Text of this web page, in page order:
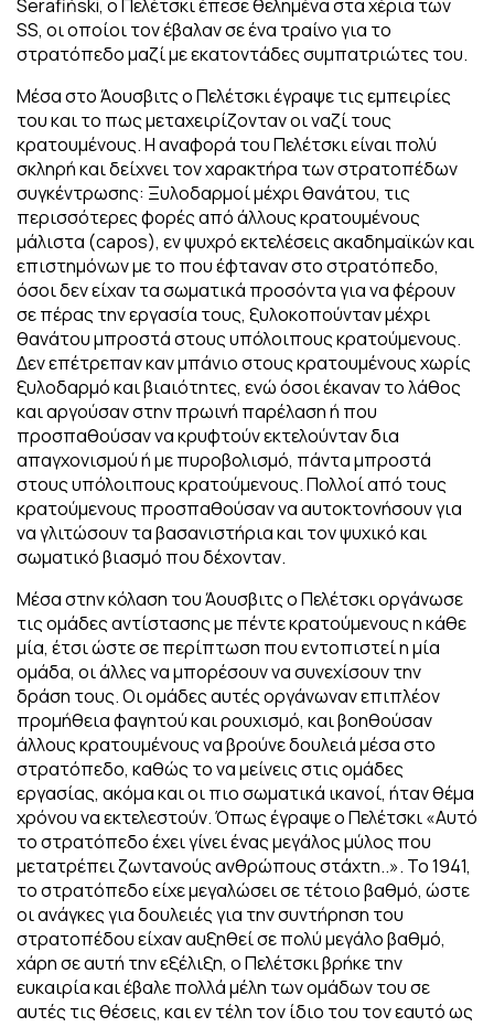
Serafiński, ο Πελέτσκι έπεσε θελημένα στα χέρια των
SS, οι οποίοι τον έβαλαν σε ένα τραίνο για το
στρατόπεδο μαζί με εκατοντάδες συμπατριώτες του.
Μέσα στο Άουσβιτς ο Πελέτσκι έγραψε τις εμπειρίες
του και το πως μεταχειρίζονταν οι ναζί τους
κρατουμένους. Η αναφορά του Πελέτσκι είναι πολύ
σκληρή και δείχνει τον χαρακτήρα των στρατοπέδων
συγκέντρωσης: Ξυλοδαρμοί μέχρι θανάτου, τις
περισσότερες φορές από άλλους κρατουμένους
μάλιστα (capos), εν ψυχρό εκτελέσεις ακαδημαϊκών και
επιστημόνων με το που έφταναν στο στρατόπεδο,
όσοι δεν είχαν τα σωματικά προσόντα για να φέρουν
σε πέρας την εργασία τους, ξυλοκοπούνταν μέχρι
θανάτου μπροστά στους υπόλοιπους κρατούμενους.
Δεν επέτρεπαν καν μπάνιο στους κρατουμένους χωρίς
ξυλοδαρμό και βιαιότητες, ενώ όσοι έκαναν το λάθος
και αργούσαν στην πρωινή παρέλαση ή που
προσπαθούσαν να κρυφτούν εκτελούνταν δια
απαγχονισμού ή με πυροβολισμό, πάντα μπροστά
στους υπόλοιπους κρατούμενους. Πολλοί από τους
κρατούμενους προσπαθούσαν να αυτοκτονήσουν για
να γλιτώσουν τα βασανιστήρια και τον ψυχικό και
σωματικό βιασμό που δέχονταν.
Μέσα στην κόλαση του Άουσβιτς ο Πελέτσκι οργάνωσε
τις ομάδες αντίστασης με πέντε κρατούμενους η κάθε
μία, έτσι ώστε σε περίπτωση που εντοπιστεί η μία
ομάδα, οι άλλες να μπορέσουν να συνεχίσουν την
δράση τους. Οι ομάδες αυτές οργάνωναν επιπλέον
προμήθεια φαγητού και ρουχισμό, και βοηθούσαν
άλλους κρατουμένους να βρούνε δουλειά μέσα στο
στρατόπεδο, καθώς το να μείνεις στις ομάδες
εργασίας, ακόμα και οι πιο σωματικά ικανοί, ήταν θέμα
χρόνου να εκτελεστούν. Όπως έγραψε ο Πελέτσκι «Αυτό
το στρατόπεδο έχει γίνει ένας μεγάλος μύλος που
μετατρέπει ζωντανούς ανθρώπους στάχτη..». Το 1941,
το στρατόπεδο είχε μεγαλώσει σε τέτοιο βαθμό, ώστε
οι ανάγκες για δουλειές για την συντήρηση του
στρατοπέδου είχαν αυξηθεί σε πολύ μεγάλο βαθμό,
χάρη σε αυτή την εξέλιξη, ο Πελέτσκι βρήκε την
ευκαιρία και έβαλε πολλά μέλη των ομάδων του σε
αυτές τις θέσεις, και εν τέλη τον ίδιο του τον εαυτό ως